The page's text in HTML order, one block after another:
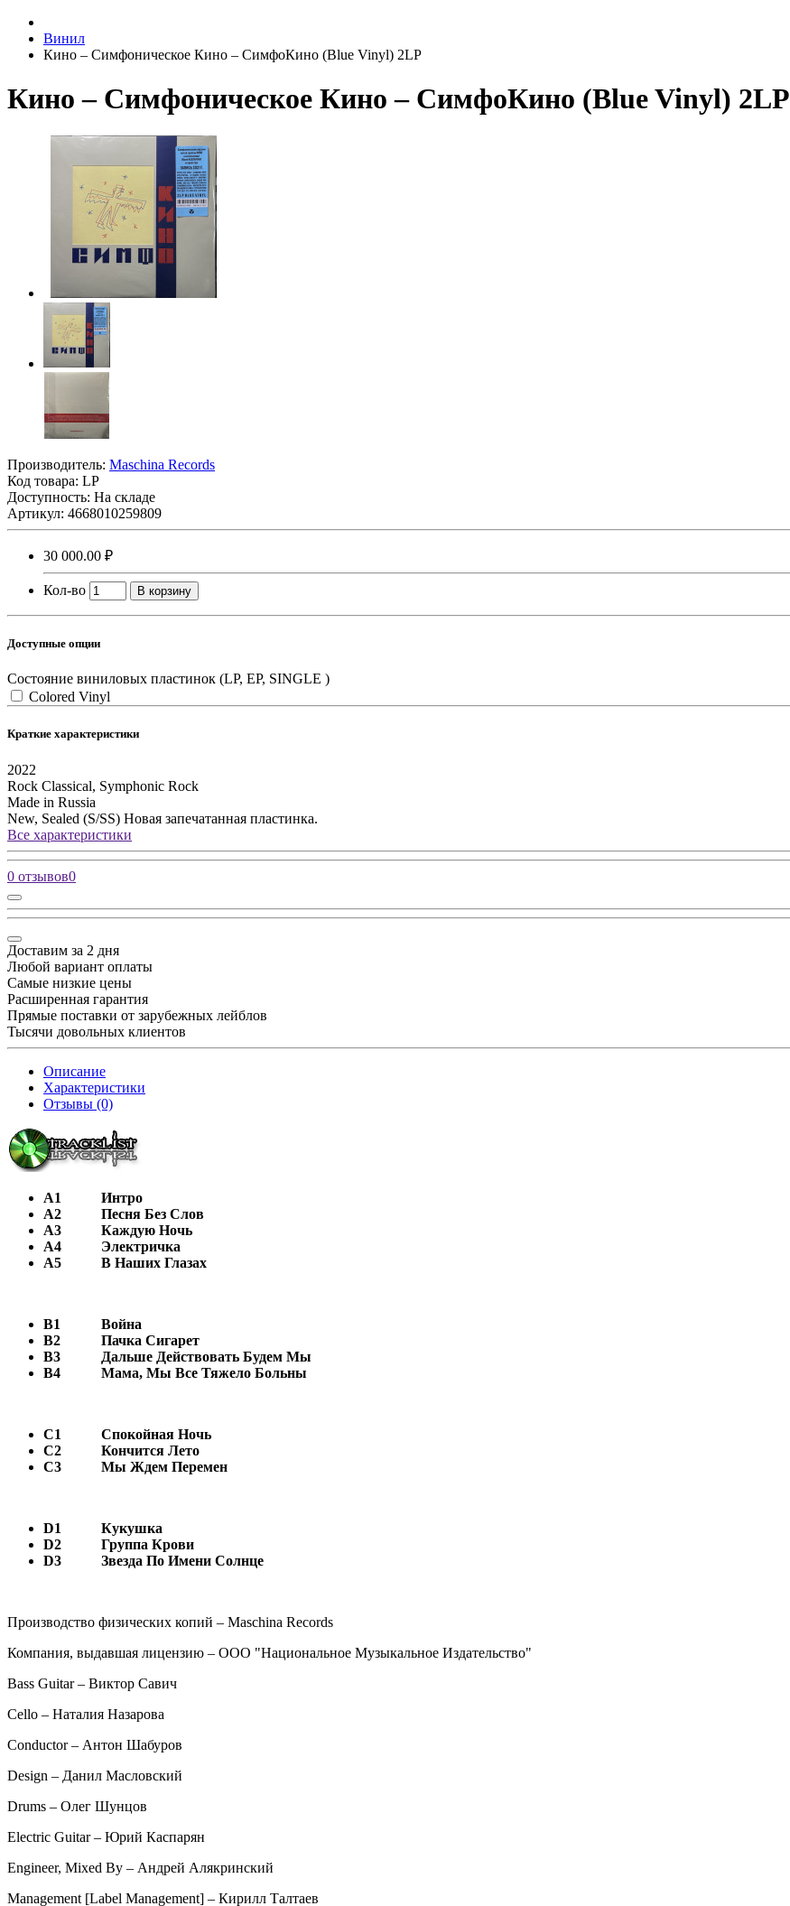
Винил
Кино ‎– Симфоническое Кино – СимфоКино (Blue Vinyl) 2LP
Кино ‎– Симфоническое Кино – СимфоКино (Blue Vinyl) 2LP
Производитель: Maschina Records
Код товара: LP
Доступность: На складе
Артикул: 4668010259809
30 000.00 ₽
Кол-во В корзину
Доступные опции
Состояние виниловых пластинок (LP, EP, SINGLE )
Colored Vinyl
Краткие характеристики
2022
Rock Classical, Symphonic Rock
Made in Russia
New, Sealed (S/SS) Новая запечатанная пластинка.
Все характеристики
0 отзывов0
Доставим за 2 дня
Любой вариант оплаты
Самые низкие цены
Расширенная гарантия
Прямые поставки от зарубежных лейблов
Тысячи довольных клиентов
Описание
Характеристики
Отзывы (0)
A1
Интро
A2
Песня Без Слов
A3
Каждую Ночь
A4
Электричка
A5
В Наших Глазах
B1
Война
B2
Пачка Сигарет
B3
Дальше Действовать Будем Мы
B4
Мама, Мы Все Тяжело Больны
C1
Спокойная Ночь
C2
Кончится Лето
C3
Мы Ждем Перемен
D1
Кукушка
D2
Группа Крови
D3
Звезда По Имени Солнце
Производство физических копий – Maschina Records
Компания, выдавшая лицензию – ООО "Национальное Музыкальное Издательство"
Bass Guitar – Виктор Савич
Cello – Наталия Назарова
Conductor – Антон Шабуров
Design – Данил Масловский
Drums – Олег Шунцов
Electric Guitar – Юрий Каспарян
Engineer, Mixed By – Андрей Алякринский
Management [Label Management] – Кирилл Талтаев